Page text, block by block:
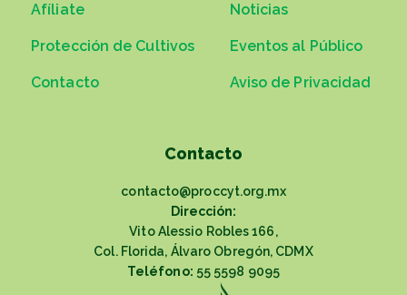
Afíliate
Protección de Cultivos
Contacto
Noticias
Eventos al Público
Aviso de Privacidad
Contacto
contacto@proccyt.org.mx
Dirección:
Vito Alessio Robles 166,
Col. Florida, Álvaro Obregón, CDMX
Teléfono: 55 5598 9095